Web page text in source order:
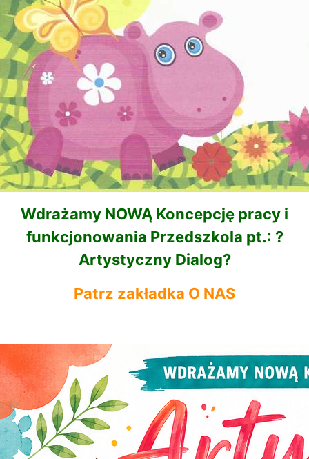
Wdrażamy NOWĄ Koncepcję pracy i
funkcjonowania Przedszkola pt.: ?
Artystyczny Dialog?
Patrz zakładka O NAS